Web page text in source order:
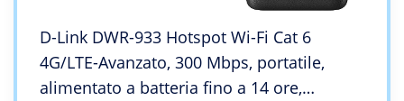
D-Link DWR-933 Hotspot Wi-Fi Cat 6
4G/LTE-Avanzato, 300 Mbps, portatile,
alimentato a batteria fino a 14 ore,